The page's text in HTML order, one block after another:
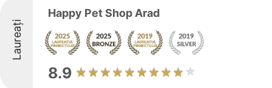
Laureați
Happy Pet Shop Arad
8.9